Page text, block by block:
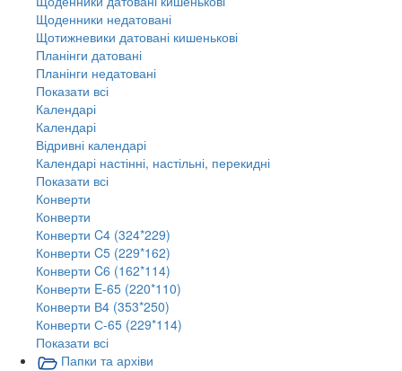
Щоденники недатовані
Щотижневики датовані кишенькові
Планінги датовані
Планінги недатовані
Показати всі
Календарі
Календарі
Відривні календарі
Календарі настінні, настільні, перекидні
Показати всі
Конверти
Конверти
Конверти C4 (324*229)
Конверти C5 (229*162)
Конверти C6 (162*114)
Конверти E-65 (220*110)
Конверти В4 (353*250)
Конверти С-65 (229*114)
Показати всі
Папки та архіви